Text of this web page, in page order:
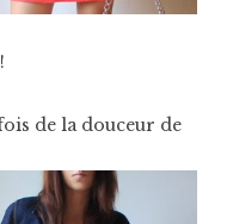
de la douceur de